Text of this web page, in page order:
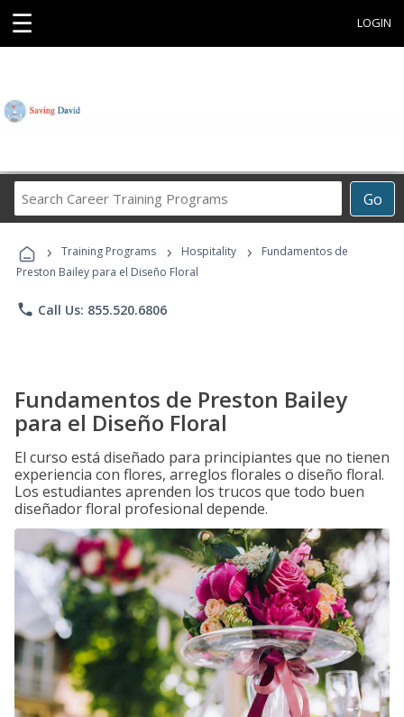
☰ LOGIN
Go
Career
Programs
› Training Programs › Hospitality ›
Fundamentos de
Preston Bailey para el Diseño Floral
phone Call Us: 855.520.6806
Fundamentos de Preston Bailey
para el Diseño Floral
El curso está diseñado para principiantes que no tienen
experiencia con flores, arreglos florales o diseño floral.
Los estudiantes aprenden los trucos que todo buen
diseñador floral profesional depende.